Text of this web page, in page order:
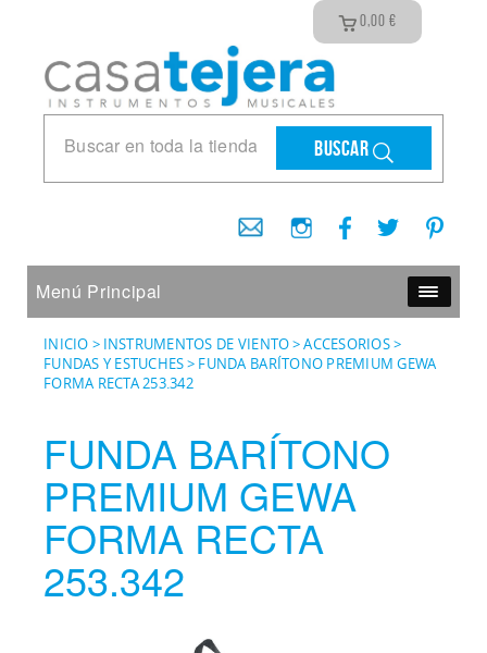
0,00 €
Buscar
Menú Principal
INICIO > INSTRUMENTOS DE VIENTO>ACCESORIOS>
FUNDAS Y ESTUCHES> FUNDA BARÍTONO PREMIUM GEWA
FORMA RECTA 253.342
FUNDA BARÍTONO
PREMIUM GEWA
FORMA RECTA
253.342